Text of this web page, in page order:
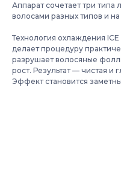
Аппарат сочетает три типа
волосами разных типов и
Технология охлаждения
делает процедуру
разрушает волосяные
рост. Результат — чистая и
Эффект становится